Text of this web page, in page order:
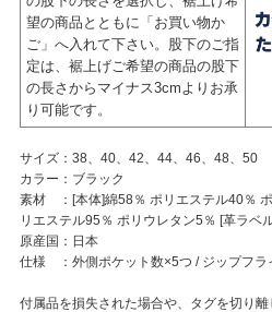
望の商品とともに「お買い物か
ご」へ入れて下さい。股下のご指
定は、裾上げご希望の商品の股下
の長さからマイナス3cmよりお承
り可能です。
サイズ：38、40、42、44、46、48、50
カラー：ブラック
素材 ：[本体]綿58％ ポリエステル40％
リエステル95％ ポリウレタン5％ [革ラベ
原産国：日本
仕様 ：外側ポケット数×5つ / ジップフラ
付属品を損失された場合や、タグを切り